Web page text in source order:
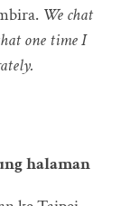
We chat
one time I
halaman